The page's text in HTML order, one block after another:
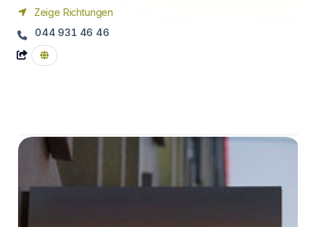
Zeige Richtungen
044 931 46 46